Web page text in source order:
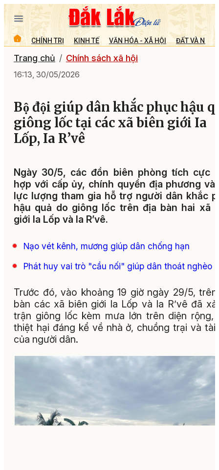
CHÍNH TRỊ KINH TẾ VĂN HÓA - XÃ HỘI ĐẤT VÀ
Trang chủ Chính sách xã hội
16:13, 30/05/2026
Bộ đội giúp dân khắc phục hậu
giông lốc tại các xã biên giới Ia
Lốp, Ia R’vê
Ngày 30/5, các đồn biên phòng tích cực
hợp với cấp ủy, chính quyền địa phương và
lực lượng tham gia hỗ trợ người dân khắc
hậu quả do giông lốc trên địa bàn hai xã
giới Ia Lốp và Ia R’vê.
Nạo vét kênh, mương giúp dân chống hạn
Phát huy vai trò "cầu nối" giúp dân thoát nghèo
Trước đó, vào khoảng 19 giờ ngày 29/5,
bàn các xã biên giới Ia Lốp và Ia R’vê đã
trận giông lốc kèm mưa lớn trên diện rộng,
thiệt hại đáng kể về nhà ở, chuồng trại và tài
của người dân.